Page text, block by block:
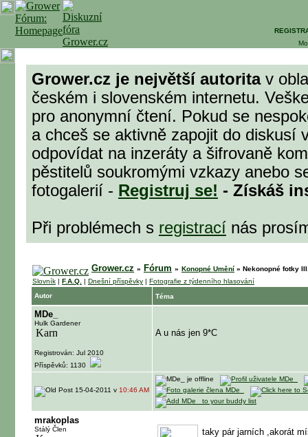
Grower.cz je největší autoritav
českém i slovenském internetu.
pro anonymní čtení. Pokud se
a chceš se aktivně zapojit do diskusí
odpovídat na inzeráty a šifrovaně
pěstitelů soukromými vzkazy anebo
fotogalerií - Registruj se! - Získáš
Při problémech s registrací nás
Grower.cz » Fórum » Konopné Umění » Nekonopné fotky
Slovník | F.A.Q. | Dnešní příspěvky | Fotografie z týdenního hlasování
Autor
Téma
MDe_
Hulk Gardener
Registrován: Jul 2010
Příspěvků: 1130
A u nás jen 9*C
15-04-2011 v 10:46 AM
mrakoplas
Stálý Člen
taky pár jarních ,akorát